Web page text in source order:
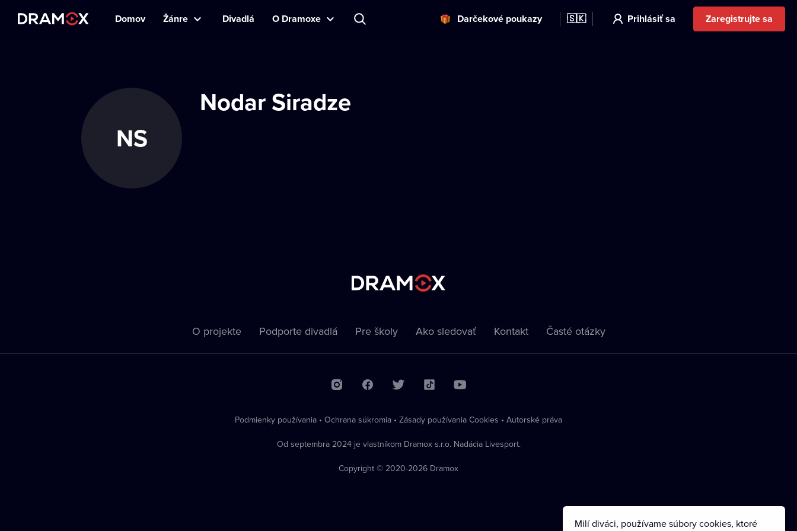
Domov Žánre Divadlá O Dramoxe Darčekové poukazy 🇸🇰 Prihlásiť sa Zaregistrujte sa
NS
Nodar Siradze
O projekte Podporte divadlá Pre školy Ako sledovať Kontakt Časté otázky
Podmienky používania • Ochrana súkromia • Zásady používania Cookies • Autorské práva
Od septembra 2024 je vlastníkom Dramox s.r.o. Nadácia Livesport.
Copyright © 2020-2026 Dramox
Milí diváci, používame súbory cookies, ktoré